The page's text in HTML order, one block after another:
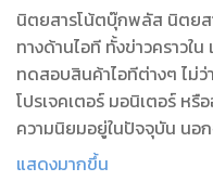
นิตยสารโน้ตบุ๊กพลัส นิตยส
ทางด้านไอที ทั้งข่าวคราวใน
ทดสอบสินค้าไอทีต่างๆ ไม่ว่
โปรเจคเตอร์ มอนิเตอร์ ห
ความนิยมอยู่ในปัจจุบัน นอก
ยังประกอบไปด้วยทิปและเท
แสดงมากขึ้น